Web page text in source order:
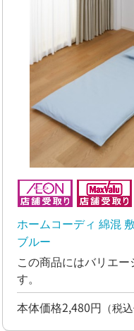
ホームコーディ 綿混
ブルー
この商品にはバリエー
す。
本体価格2,480円 （税